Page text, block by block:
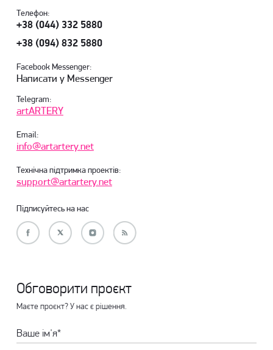
Телефон:
+38 (044) 332 5880
+38 (094) 832 5880
Facebook Messenger:
Написати у Messenger
Telegram:
artARTERY
Email:
info@artartery.net
Технічна підтримка проектів:
support@artartery.net
Підписуйтесь на нас
Обговорити проєкт
Маєте проєкт? У нас є рішення.